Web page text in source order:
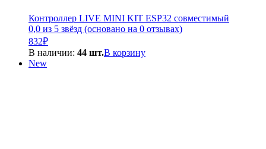
Контроллер LIVE MINI KIT ESP32 совместимый
0,0 из 5 звёзд (основано на 0 отзывах)
832₽
В наличии: 44 шт.В корзину
New